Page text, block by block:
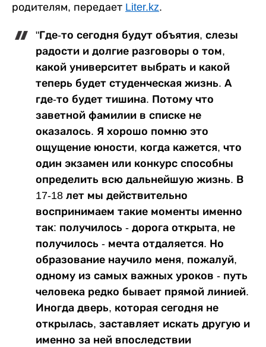
родителям, передает Liter.kz.
"Где-то сегодня будут объятия, слезы
радости и долгие разговоры о том,
какой университет выбрать и какой
теперь будет студенческая жизнь. А
где-то будет тишина. Потому что
заветной фамилии в списке не
оказалось. Я хорошо помню это
ощущение юности, когда кажется, что
один экзамен или конкурс способны
определить всю дальнейшую жизнь. В
17-18 лет мы действительно
воспринимаем такие моменты именно
так: получилось - дорога открыта, не
получилось - мечта отдаляется. Но
образование научило меня, пожалуй,
одному из самых важных уроков - путь
человека редко бывает прямой линией.
Иногда дверь, которая сегодня не
открылась, заставляет искать другую и
именно за ней впоследствии